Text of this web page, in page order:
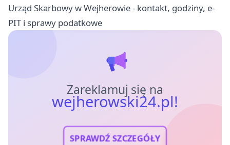
Urząd Skarbowy w Wejherowie - kontakt, godziny, e-
PIT i sprawy podatkowe
Zareklamuj się na
wejherowski24.pl!
SPRAWDŹ SZCZEGÓŁY